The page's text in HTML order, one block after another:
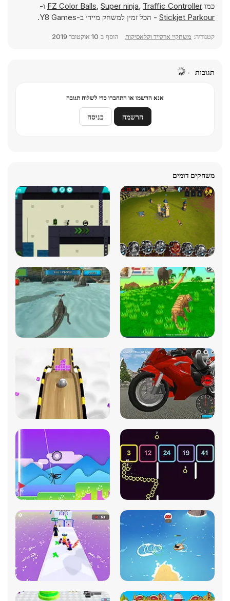
כמו
FZ Color Balls, Super ninja, Traffic Controller
ו-
Stickjet Parkour - הכל זמין למשחק מיידי ב-Y8 Games.
קטגוריה: משחקיי ארקייד וקלאסיקות הוסף ב 10 אוקטובר 2019
תגובות
אנא הרשמו או התחברו כדי לשלוח תגובה
הרשמה כניסה
משחקים דומים